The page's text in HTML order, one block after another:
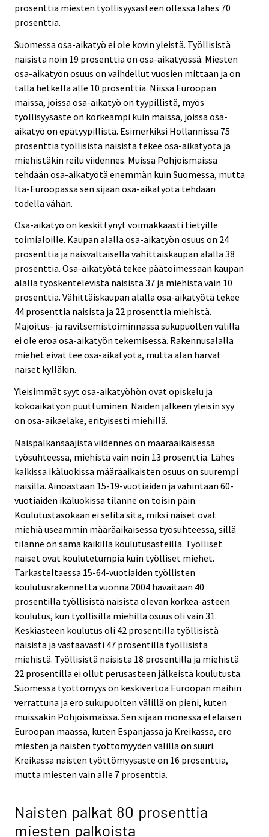
prosenttia miesten työllisyysasteen ollessa lähes 70
prosenttia.
Suomessa osa-aikatyö ei ole kovin yleistä. Työllisistä
naisista noin 19 prosenttia on osa-aikatyössä. Miesten
osa-aikatyön osuus on vaihdellut vuosien mittaan ja on
tällä hetkellä alle 10 prosenttia. Niissä Euroopan
maissa, joissa osa-aikatyö on tyypillistä, myös
työllisyysaste on korkeampi kuin maissa, joissa osa-
aikatyö on epätyypillistä. Esimerkiksi Hollannissa 75
prosenttia työllisistä naisista tekee osa-aikatyötä ja
miehistäkin reilu viidennes. Muissa Pohjoismaissa
tehdään osa-aikatyötä enemmän kuin Suomessa, mutta
Itä-Euroopassa sen sijaan osa-aikatyötä tehdään
todella vähän.
Osa-aikatyö on keskittynyt voimakkaasti tietyille
toimialoille. Kaupan alalla osa-aikatyön osuus on 24
prosenttia ja naisvaltaisella vähittäiskaupan alalla 38
prosenttia. Osa-aikatyötä tekee päätoimessaan kaupan
alalla työskentelevistä naisista 37 ja miehistä vain 10
prosenttia. Vähittäiskaupan alalla osa-aikatyötä tekee
44 prosenttia naisista ja 22 prosenttia miehistä.
Majoitus- ja ravitsemistoiminnassa sukupuolten välillä
ei ole eroa osa-aikatyön tekemisessä. Rakennusalalla
miehet eivät tee osa-aikatyötä, mutta alan harvat
naiset kylläkin.
Yleisimmät syyt osa-aikatyöhön ovat opiskelu ja
kokoaikatyön puuttuminen. Näiden jälkeen yleisin syy
on osa-aikaeläke, erityisesti miehillä.
Naispalkansaajista viidennes on määräaikaisessa
työsuhteessa, miehistä vain noin 13 prosenttia. Lähes
kaikissa ikäluokissa määräaikaisten osuus on suurempi
naisilla. Ainoastaan 15-19-vuotiaiden ja vähintään 60-
vuotiaiden ikäluokissa tilanne on toisin päin.
Koulutustasokaan ei selitä sitä, miksi naiset ovat
miehiä useammin määräaikaisessa työsuhteessa, sillä
tilanne on sama kaikilla koulutusasteilla. Työlliset
naiset ovat koulutetumpia kuin työlliset miehet.
Tarkasteltaessa 15-64-vuotiaiden työllisten
koulutusrakennetta vuonna 2004 havaitaan 40
prosentilla työllisistä naisista olevan korkea-asteen
koulutus, kun työllisillä miehillä osuus oli vain 31.
Keskiasteen koulutus oli 42 prosentilla työllisistä
naisista ja vastaavasti 47 prosentilla työllisistä
miehistä. Työllisistä naisista 18 prosentilla ja miehistä
22 prosentilla ei ollut perusasteen jälkeistä koulutusta.
Suomessa työttömyys on keskivertoa Euroopan maihin
verrattuna ja ero sukupuolten välillä on pieni, kuten
muissakin Pohjoismaissa. Sen sijaan monessa eteläisen
Euroopan maassa, kuten Espanjassa ja Kreikassa, ero
miesten ja naisten työttömyyden välillä on suuri.
Kreikassa naisten työttömyysaste on 16 prosenttia,
mutta miesten vain alle 7 prosenttia.
Naisten palkat 80 prosenttia
miesten palkoista